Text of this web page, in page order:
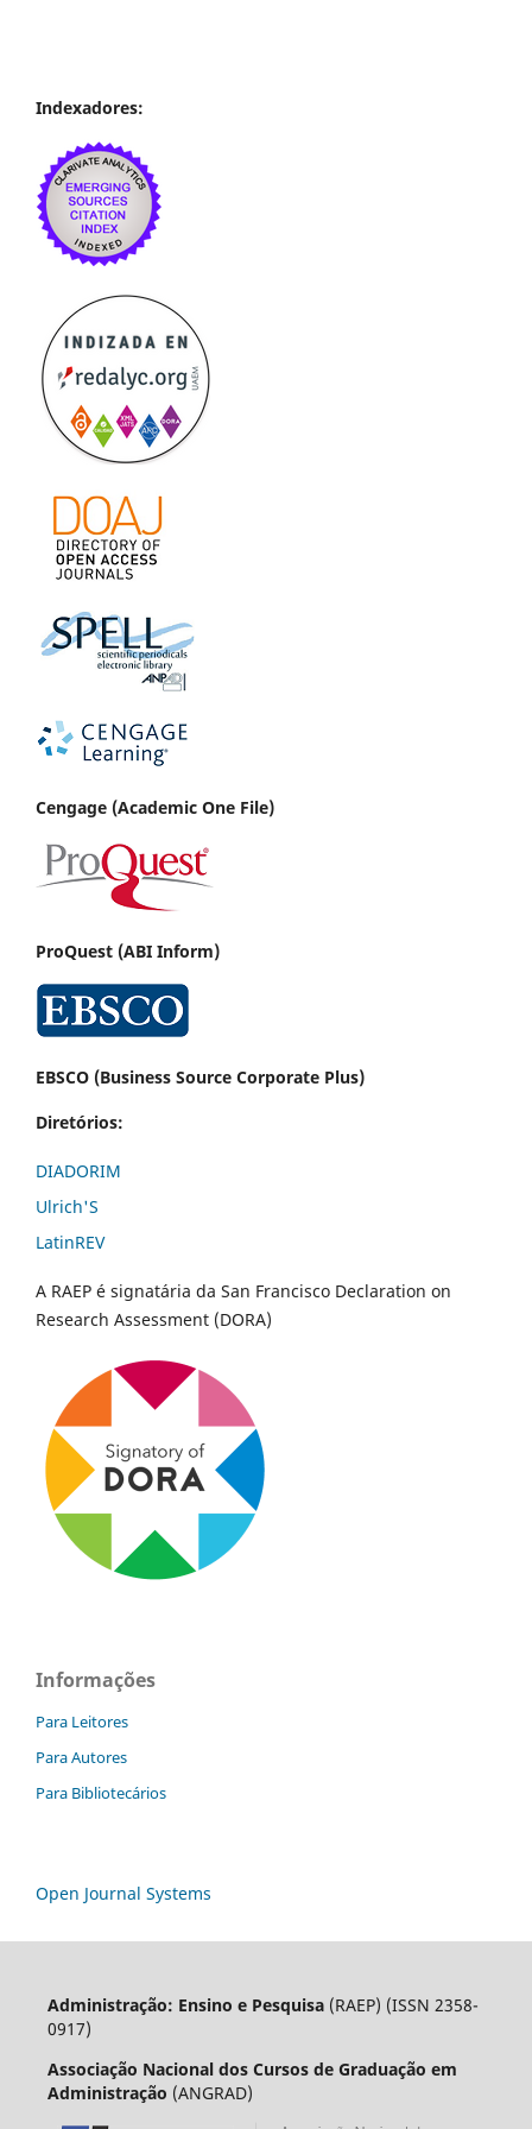
Indexadores:
Cengage (Academic One File)
ProQuest (ABI Inform)
EBSCO (Business Source Corporate Plus)
Diretórios:
DIADORIM
Ulrich'S
LatinREV
A RAEP é signatária da San Francisco Declaration on
Research Assessment (DORA)
Informações
Para Leitores
Para Autores
Para Bibliotecários
Open Journal Systems
Administração: Ensino e Pesquisa (RAEP) (ISSN 2358-
0917)
Associação Nacional dos Cursos de Graduação em
Administração (ANGRAD)